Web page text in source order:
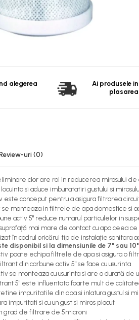
alegerea
Ai produsele
Review-uri (0)
clor are rol in reducerea mirosului de
si aduce imbunatatiri gustului si
este conceput pentru a asigura filtrarea
monteaza in filtrele de apa domestice si
activ 5" reduce numarul particulelor in
mai mare de contact cu apa ceea
în cadrul oricărui tip de instalație sanitara
disponibil si la dimensiunile de 7" sau 10"
poate echipa filtrele de apa si asigura o
din carbune activ 5" se face cu usurinta
se monteaza cu usurinta si are o durată de
5" este influentata foarte mult de
impuritatile din apa si inlatura gustul si
impuritati si cu un gust si miros placut
grad de filtrare de 5microni